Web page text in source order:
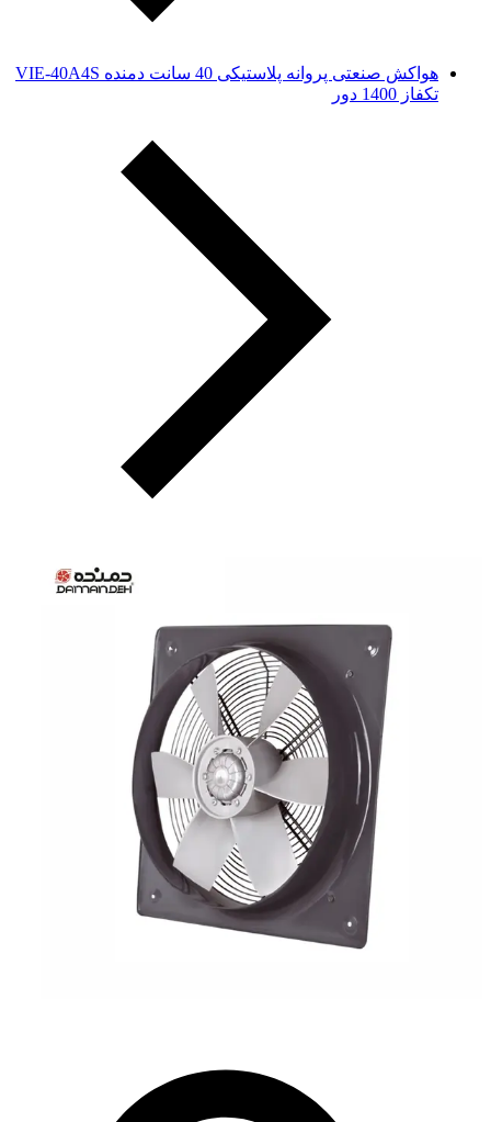
هواکش صنعتی پروانه پلاستیکی 40 سانت دمنده VIE-40A4S
تکفاز 1400 دور